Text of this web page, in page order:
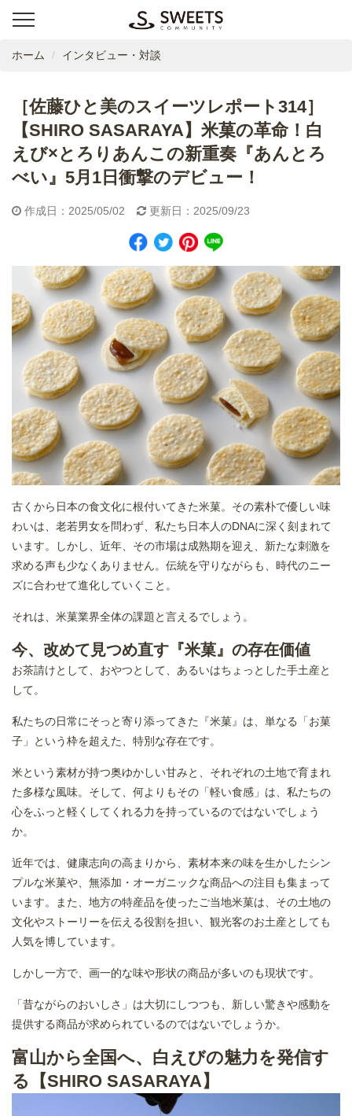
ホーム インタビュー・対談
［佐藤ひと美のスイーツレポート314］
【SHIRO SASARAYA】米菓の革命！白
えび×とろりあんこの新重奏『あんとろ
べい』5月1日衝撃のデビュー！
作成日：2025/05/02 更新日：2025/09/23
古くから日本の食文化に根付いてきた米菓。その素朴で優しい味
わいは、老若男女を問わず、私たち日本人のDNAに深く刻まれて
います。しかし、近年、その市場は成熟期を迎え、新たな刺激を
求める声も少なくありません。伝統を守りながらも、時代のニー
ズに合わせて進化していくこと。
それは、米菓業界全体の課題と言えるでしょう。
今、改めて見つめ直す『米菓』の存在価値
お茶請けとして、おやつとして、あるいはちょっとした手土産と
して。
私たちの日常にそっと寄り添ってきた『米菓』は、単なる「お菓
子」という枠を超えた、特別な存在です。
米という素材が持つ奥ゆかしい甘みと、それぞれの土地で育まれ
た多様な風味。そして、何よりもその「軽い食感」は、私たちの
心をふっと軽くしてくれる力を持っているのではないでしょう
か。
近年では、健康志向の高まりから、素材本来の味を生かしたシン
プルな米菓や、無添加・オーガニックな商品への注目も集まって
います。また、地方の特産品を使ったご当地米菓は、その土地の
文化やストーリーを伝える役割を担い、観光客のお土産としても
人気を博しています。
しかし一方で、画一的な味や形状の商品が多いのも現状です。
「昔ながらのおいしさ」は大切にしつつも、新しい驚きや感動を
提供する商品が求められているのではないでしょうか。
富山から全国へ、白えびの魅力を発信す
る【SHIRO SASARAYA】